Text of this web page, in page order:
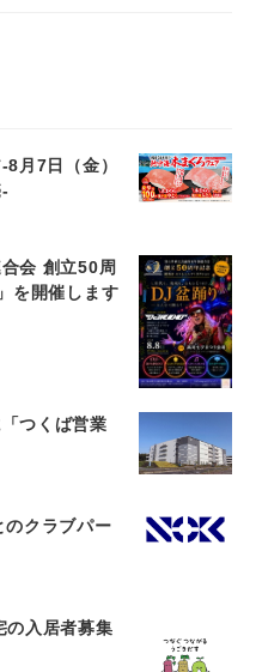
8月7日（金）
会 創立50周
を開催します
つくば営業
のクラブパー
の入居者募集